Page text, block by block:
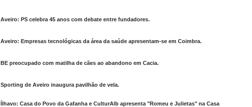
Aveiro: PS celebra 45 anos com debate entre fundadores.
Aveiro: Empresas tecnológicas da área da saúde apresentam-se em Coimbra.
BE preocupado com matilha de cães ao abandono em Cacia.
Sporting de Aveiro inaugura pavilhão de vela.
Ílhavo: Casa do Povo da Gafanha e CulturAlb apresenta "Romeu e Julietas" na Casa